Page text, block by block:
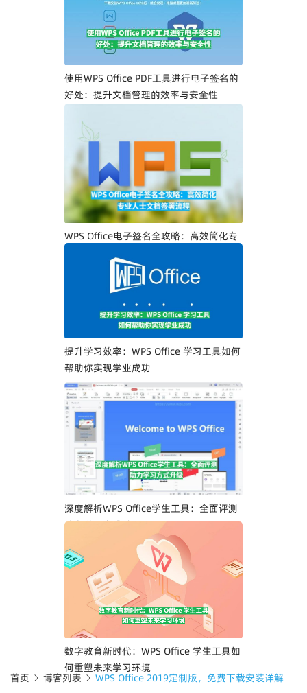
使用WPS Office PDF工具进行电子签名的
好处：提升文档管理的效率与安全性
WPS Office电子签名全攻略：高效简化专
提升学习效率：WPS Office 学习工具如何
帮助你实现学业成功
深度解析WPS Office学生工具：全面评测
助力学习方式升级
数字教育新时代：WPS Office 学生工具如
何重塑未来学习环境
首页 博客列表 WPS Office 2019定制版，免费下载安装详解